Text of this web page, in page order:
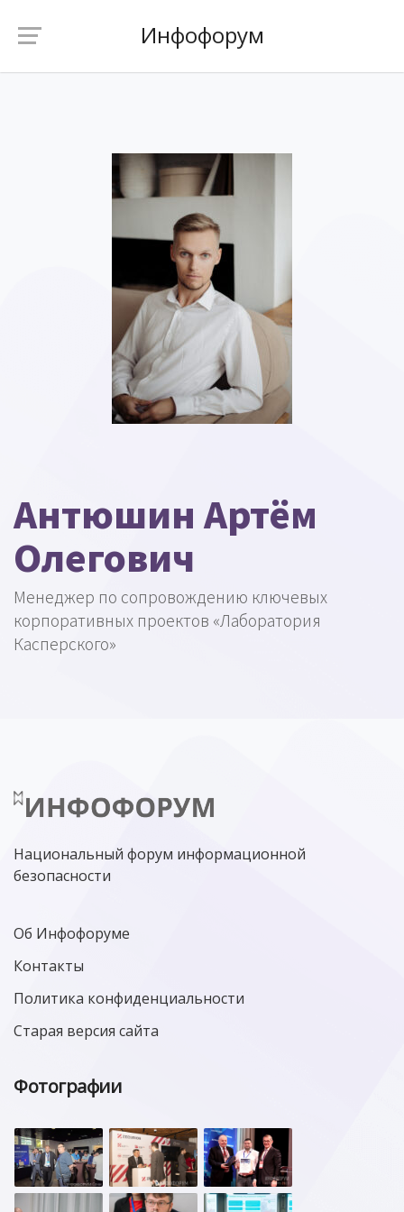
Инфофорум
Антюшин Артём
Олегович
Менеджер по сопровождению ключевых
корпоративных проектов «Лаборатория
Касперского»
Национальный форум информационной
безопасности
Об Инфофоруме
Контакты
Политика конфиденциальности
Старая версия сайта
Фотографии